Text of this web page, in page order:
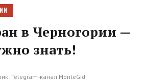
в Черногории —
знать!
Telegram-канал MonteGid